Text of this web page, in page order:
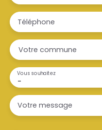
Téléphone
Votre commune
-
Vous souhaitez
Votre message